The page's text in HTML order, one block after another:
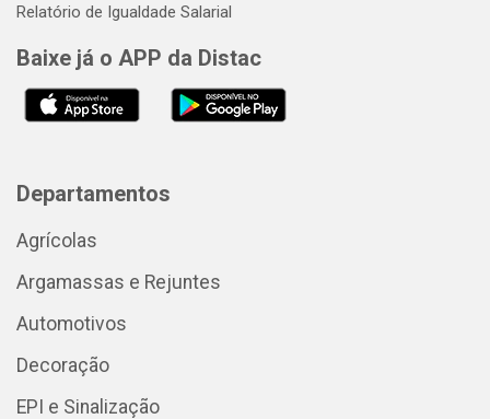
Relatório de Igualdade Salarial
Baixe já o APP da Distac
Departamentos
Agrícolas
Argamassas e Rejuntes
Automotivos
Decoração
EPI e Sinalização